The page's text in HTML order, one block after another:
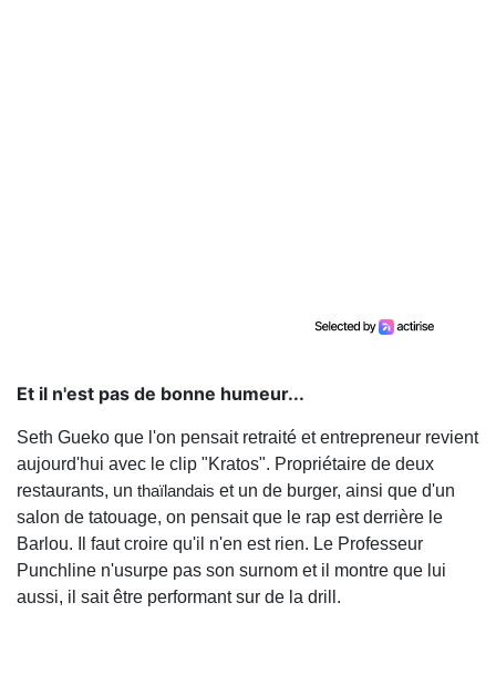
Et il n'est pas de bonne humeur...
Seth Gueko que l'on pensait retraité et entrepreneur revient
aujourd'hui avec le clip "Kratos". Propriétaire de deux
restaurants, un thaïlandais et un de burger, ainsi que d'un
salon de tatouage, on pensait que le rap est derrière le
Barlou. Il faut croire qu'il n'en est rien. Le Professeur
Punchline n'usurpe pas son surnom et il montre que lui
aussi, il sait être performant sur de la drill.